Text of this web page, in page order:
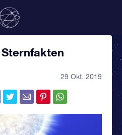
29 Okt. 2019